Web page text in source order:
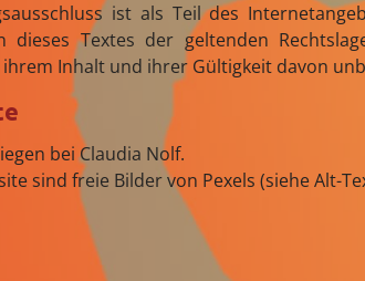
ist als Teil des
dieses Textes der geltenden
Inhalt und ihrer Gültigkeit davon
bei Claudia Nolf.
sind freie Bilder von Pexels (siehe Alt-